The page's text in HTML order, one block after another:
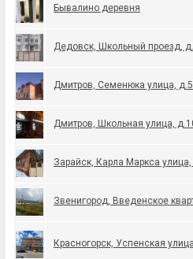
Бывалино деревня
Дедовск, Школьный проезд,
Дмитров, Семенюка улица, д.5
Дмитров, Школьная улица,
Зарайск, Карла Маркса
Звенигород, Введенское
Красногорск, Успенская